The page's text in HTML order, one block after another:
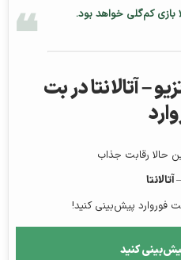
– آتالانتا در بت
حالا رقابت جذاب
آتالانتا
فوروارد پیش‌بینی کنید!
کنید